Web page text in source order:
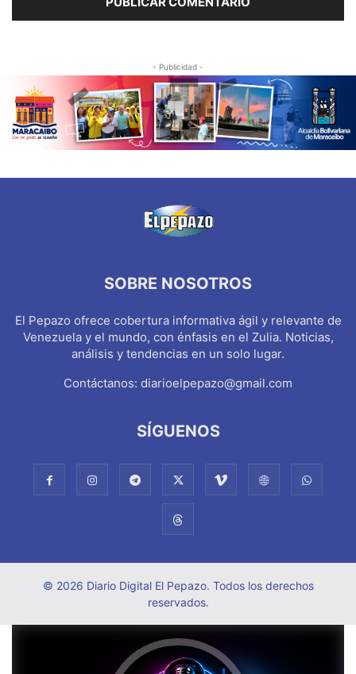
- Publicidad -
SOBRE NOSOTROS
El Pepazo ofrece cobertura informativa ágil y relevante de
Venezuela y el mundo, con énfasis en el Zulia. Noticias,
análisis y tendencias en un solo lugar.
Contáctanos: diarioelpepazo@gmail.com
SÍGUENOS
© 2026 Diario Digital El Pepazo. Todos los derechos
reservados.